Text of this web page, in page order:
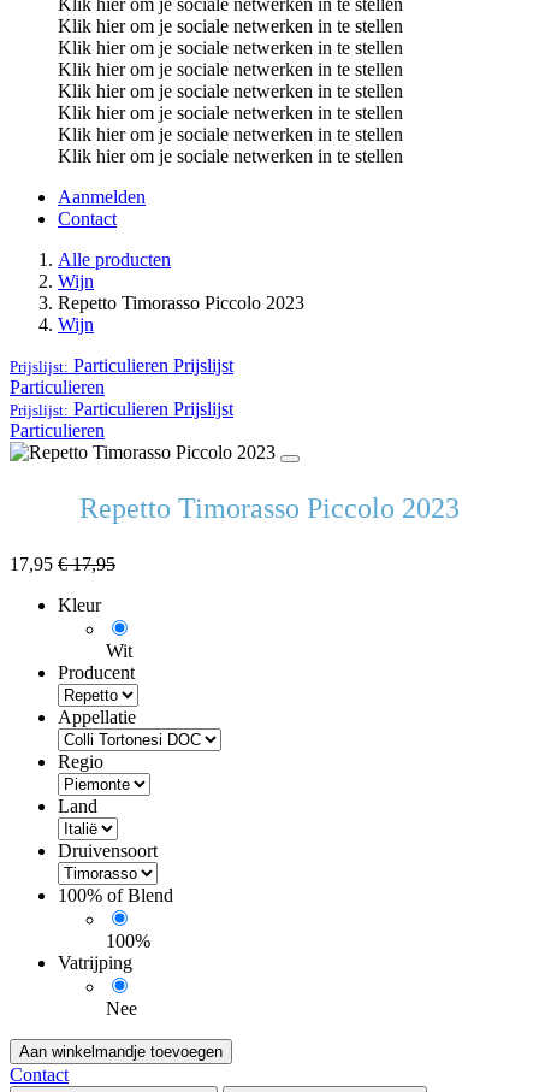
Klik hier om je sociale netwerken in te stellen
Klik hier om je sociale netwerken in te stellen
Klik hier om je sociale netwerken in te stellen
Klik hier om je sociale netwerken in te stellen
Klik hier om je sociale netwerken in te stellen
Klik hier om je sociale netwerken in te stellen
Klik hier om je sociale netwerken in te stellen
Klik hier om je sociale netwerken in te stellen
Aanmelden
Contact
Alle producten
Wijn
Repetto Timorasso Piccolo 2023
Wijn
Prijslijst: Particulieren Prijslijst
Particulieren
Prijslijst: Particulieren Prijslijst
Particulieren
Repetto Timorasso Piccolo 2023
17,95 €17,95
Kleur
Wit
Producent
Appellatie
Regio
Land
Druivensoort
100% of Blend
100%
Vatrijping
Nee
Aan winkelmandje toevoegen
Contact